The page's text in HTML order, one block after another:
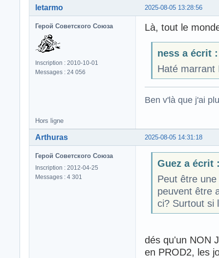
2025-08-05 13:28:56
letarmo
Герой Советского Союза
Inscription : 2010-10-01
Messages : 24 056
Là, tout le
ness a écrit :
Haté marrant
Ben v'là que j'ai
Hors ligne
2025-08-05 14:31:18
Arthuras
Герой Советского Союза
Inscription : 2012-04-25
Messages : 4 301
Guez a écrit
Peut être
peuvent être
ci? Surtout si
dés qu'un NON
en PROD2, les